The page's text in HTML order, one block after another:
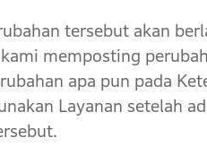
tersebut akan
memposting
apa pun pada
Layanan setelah